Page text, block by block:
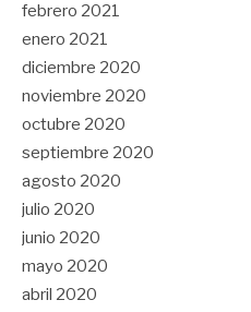
febrero 2021
enero 2021
diciembre 2020
noviembre 2020
octubre 2020
septiembre 2020
agosto 2020
julio 2020
junio 2020
mayo 2020
abril 2020